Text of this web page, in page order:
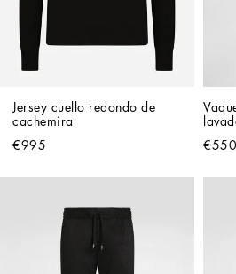
Jersey cuello redondo de
cachemira
€995
€550